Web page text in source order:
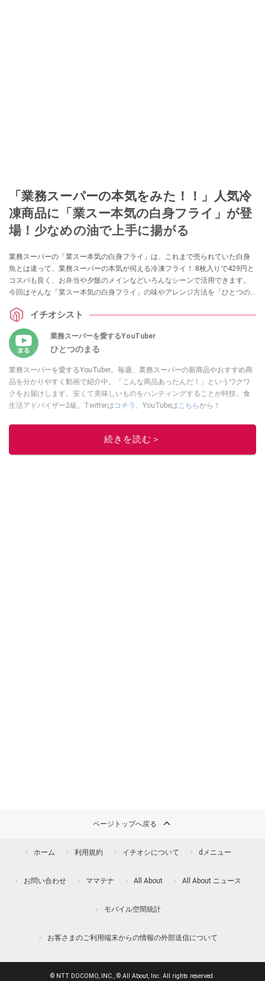
「業務スーパーの本気をみた！！」人気冷
凍商品に「業スー本気の白身フライ」が登
場！少なめの油で上手に揚がる
業務スーパーの「業スー本気の白身フライ」は、これまで売られていた白身
魚とは違って、業務スーパーの本気が伺える冷凍フライ！ 8枚入りで429円と
コスパも良く、お弁当や夕飯のメインなどいろんなシーンで活用できます。
今回はそんな「業スー本気の白身フライ」の味やアレンジ方法を「ひとつの
ぜひ参考にしてみてくださいね。
イチオシスト
業務スーパーを愛するYouTuber
ひとつのまる
業務スーパーを愛するYouTuber。毎週、業務スーパーの新商品やおすすめ商
品を分かりやすく動画で紹介中。「こんな商品あったんだ！」というワクワ
クをお届けします。安くて美味しいものをハンティングすることが特技。食
生活アドバイザー2級。Twitterは コチラ 、YouTubeはこちらから！
このイチオシストの他の記事を読む
続きを読む＞
ページトップへ戻る
ホーム 利用規約 イチオシについて dメニュー
お問い合わせ ママテナ All About All About ニュース
モバイル空間統計
お客さまのご利用端末からの情報の外部送信について
© NTT DOCOMO, INC., © All About, Inc. All rights reserved.